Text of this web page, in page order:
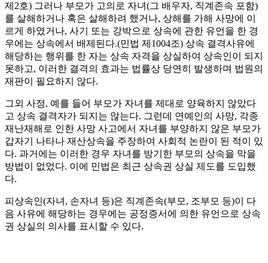
제2호) 그러나 부모가 고의로 자녀(그 배우자, 직계존속 포함)
를 살해하거나 혹은 살해하려 했거나, 상해를 가해 사망에 이
르게 하였거나, 사기 또는 강박으로 상속에 관한 유언을 한 경
우에는 상속에서 배제된다.(민법 제1004조) 상속 결격사유에
해당하는 행위를 한 자는 상속 자격을 상실하여 상속인이 되지
못하고, 이러한 결격의 효과는 법률상 당연히 발생하며 법원의
재판이 필요하지 않다.
그외 사정, 예를 들어 부모가 자녀를 제대로 양육하지 않았다
고 상속 결격자가 되지는 않는다. 그런데 연예인의 사망, 각종
재난재해로 인한 사망 사고에서 자녀를 부양하지 않은 부모가
갑자기 나타나 재산상속을 주장하여 사회적 논란이 된 적이 있
다. 과거에는 이러한 경우 자녀를 방기한 부모의 상속을 막을
방법이 없었다. 이에 민법은 최근 상속권 상실 제도를 도입했
다.
피상속인(자녀, 손자녀 등)은 직계존속(부모, 조부모 등)이 다
음 사유에 해당하는 경우에는 공정증서에 의한 유언으로 상속
권 상실의 의사를 표시할 수 있다.